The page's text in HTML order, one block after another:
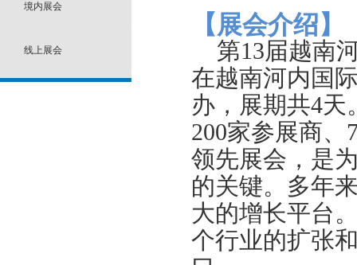
境内展会
线上展会
【展会介绍】
第13届越南
在越南河内国
办，展期共4天
200家参展商、
领先展会，是
的关键。多年
大的增长平台
个行业的扩张